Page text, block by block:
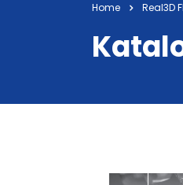
Home Real3D